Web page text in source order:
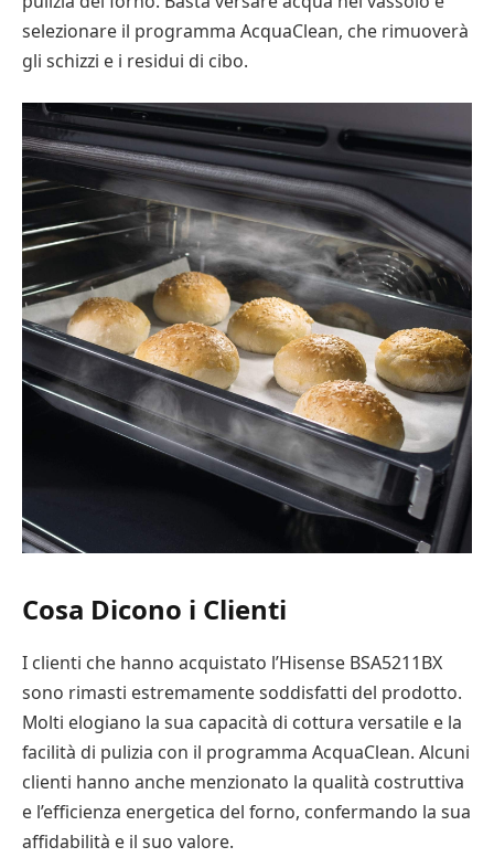
selezionare il programma AcquaClean, che rimuoverà
gli schizzi e i residui di cibo.
Cosa Dicono i Clienti
I clienti che hanno acquistato l’Hisense BSA5211BX
sono rimasti estremamente soddisfatti del prodotto.
Molti elogiano la sua capacità di cottura versatile e la
facilità di pulizia con il programma AcquaClean. Alcuni
clienti hanno anche menzionato la qualità costruttiva
e l’efficienza energetica del forno, confermando la sua
affidabilità e il suo valore.